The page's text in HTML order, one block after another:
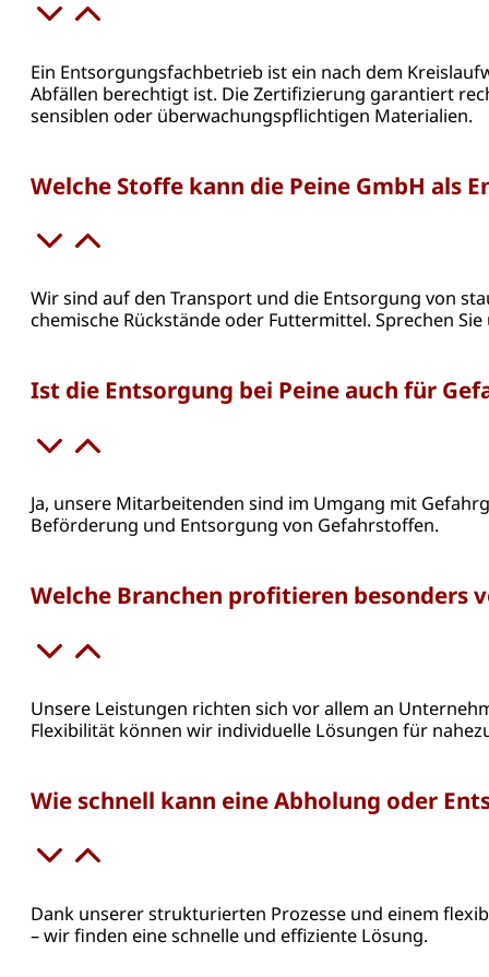
Ein Entsorgungsfachbetrieb ist ein nach dem
Abfällen berechtigt ist. Die Zertifizierung garantiert
sensiblen oder überwachungspflichtigen Materialien.
Welche Stoffe kann die Peine GmbH als
Wir sind auf den Transport und die Entsorgung von
chemische Rückstände oder Futtermittel. Sprechen
Ist die Entsorgung bei Peine auch für
Ja, unsere Mitarbeitenden sind im Umgang mit
Beförderung und Entsorgung von Gefahrstoffen.
Welche Branchen profitieren besonders
Unsere Leistungen richten sich vor allem an
Flexibilität können wir individuelle Lösungen für
Wie schnell kann eine Abholung oder
Dank unserer strukturierten Prozesse und einem
– wir finden eine schnelle und effiziente Lösung.